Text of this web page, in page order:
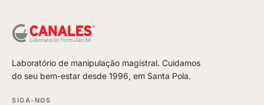
Laboratório de manipulação magistral. Cuidamos
do seu bem-estar desde 1996, em Santa Pola.
SIGA-NOS